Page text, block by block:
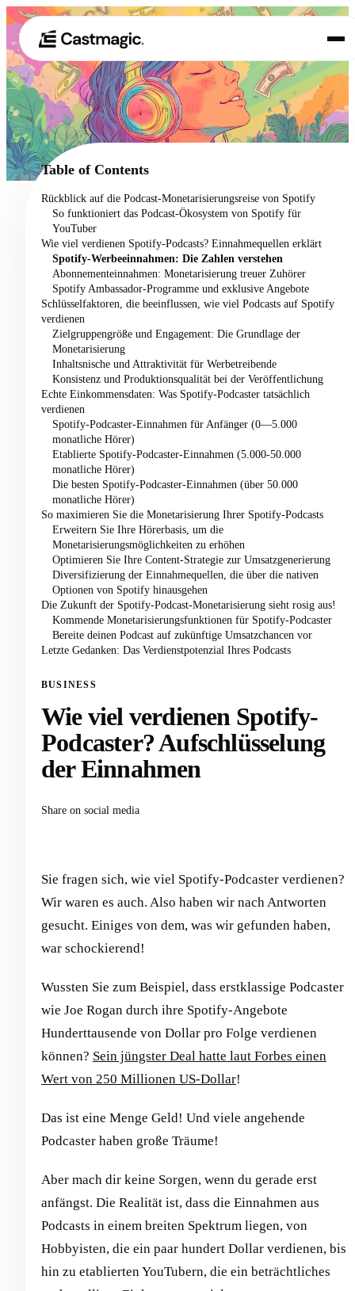
01 Produkt
02 Anwendungsfälle
Preisgestaltung
Über uns
Table of Contents
Rückblick auf die Podcast-Monetarisierungsreise von Spotify
So funktioniert das Podcast-Ökosystem von Spotify für
YouTuber
Wie viel verdienen Spotify-Podcasts? Einnahmequellen erklärt
Spotify-Werbeeinnahmen: Die Zahlen verstehen
Abonnementeinnahmen: Monetarisierung treuer Zuhörer
Spotify Ambassador-Programme und exklusive Angebote
Schlüsselfaktoren, die beeinflussen, wie viel Podcasts auf Spotify
verdienen
Zielgruppengröße und Engagement: Die Grundlage der
Monetarisierung
Inhaltsnische und Attraktivität für Werbetreibende
Konsistenz und Produktionsqualität bei der Veröffentlichung
Echte Einkommensdaten: Was Spotify-Podcaster tatsächlich
verdienen
Spotify-Podcaster-Einnahmen für Anfänger (0—5.000
monatliche Hörer)
Etablierte Spotify-Podcaster-Einnahmen (5.000-50.000
monatliche Hörer)
Die besten Spotify-Podcaster-Einnahmen (über 50.000
monatliche Hörer)
So maximieren Sie die Monetarisierung Ihrer Spotify-Podcasts
Erweitern Sie Ihre Hörerbasis, um die
Monetarisierungsmöglichkeiten zu erhöhen
Optimieren Sie Ihre Content-Strategie zur Umsatzgenerierung
Diversifizierung der Einnahmequellen, die über die nativen
Optionen von Spotify hinausgehen
Die Zukunft der Spotify-Podcast-Monetarisierung sieht rosig aus!
Kommende Monetarisierungsfunktionen für Spotify-Podcaster
Bereite deinen Podcast auf zukünftige Umsatzchancen vor
Letzte Gedanken: Das Verdienstpotenzial Ihres Podcasts
BUSINESS
Wie viel verdienen Spotify-
Podcaster? Aufschlüsselung
der Einnahmen
Share on social media
Sie fragen sich, wie viel Spotify-Podcaster verdienen?
Wir waren es auch. Also haben wir nach Antworten
gesucht. Einiges von dem, was wir gefunden haben,
war schockierend!
Wussten Sie zum Beispiel, dass erstklassige Podcaster
wie Joe Rogan durch ihre Spotify-Angebote
Hunderttausende von Dollar pro Folge verdienen
können? Sein jüngster Deal hatte laut Forbes einen
Wert von 250 Millionen US-Dollar!
Das ist eine Menge Geld! Und viele angehende
Podcaster haben große Träume!
Aber mach dir keine Sorgen, wenn du gerade erst
anfängst. Die Realität ist, dass die Einnahmen aus
Podcasts in einem breiten Spektrum liegen, von
Hobbyisten, die ein paar hundert Dollar verdienen, bis
hin zu etablierten YouTubern, die ein beträchtliches